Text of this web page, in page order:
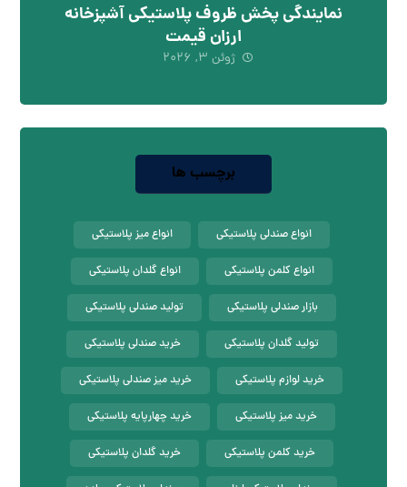
نمایندگی پخش ظروف پلاستیکی آشپزخانه
ارزان قیمت
ژوئن ۳, ۲۰۲۶
برچسب ها
انواع صندلی پلاستیکی انواع میز پلاستیکی
انواع کلمن پلاستیکی انواع گلدان پلاستیکی
بازار صندلی پلاستیکی تولید صندلی پلاستیکی
تولید گلدان پلاستیکی خرید صندلی پلاستیکی
خرید لوازم پلاستیکی خرید میز صندلی پلاستیکی
خرید میز پلاستیکی خرید چهارپایه پلاستیکی
خرید کلمن پلاستیکی خرید گلدان پلاستیکی